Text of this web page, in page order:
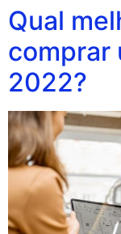
Qual
comprar
2022?